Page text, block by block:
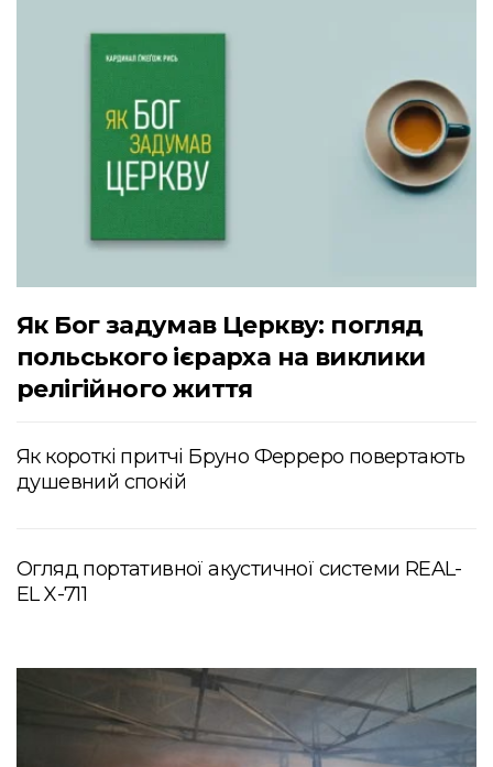
Як Бог задумав Церкву: погляд
польського ієрарха на виклики
релігійного життя
Як короткі притчі Бруно Ферреро повертають
душевний спокій
Огляд портативної акустичної системи REAL-
EL X-711